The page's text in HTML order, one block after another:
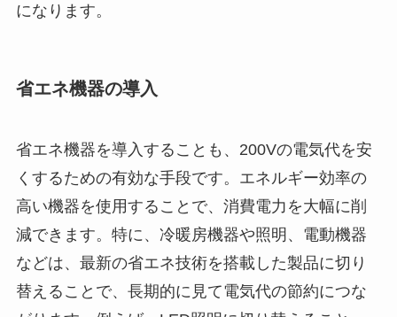
になります。
省エネ機器の導入
省エネ機器を導入することも、200Vの電気代を安
くするための有効な手段です。エネルギー効率の
高い機器を使用することで、消費電力を大幅に削
減できます。特に、冷暖房機器や照明、電動機器
などは、最新の省エネ技術を搭載した製品に切り
替えることで、長期的に見て電気代の節約につな